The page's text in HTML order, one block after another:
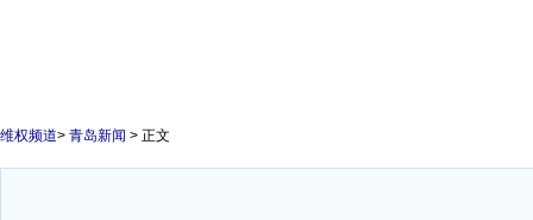
维权频道> 青岛新闻 > 正文